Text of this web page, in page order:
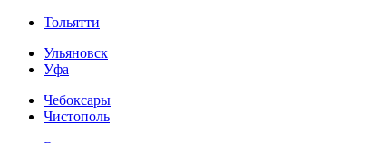
Тольятти
Ульяновск
Уфа
Чебоксары
Чистополь